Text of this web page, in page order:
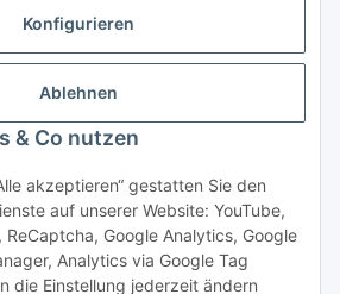
Konfigurieren
Ablehnen
& Co nutzen
akzeptieren“ gestatten Sie den
auf unserer Website: YouTube,
ReCaptcha, Google Analytics, Google
Analytics via Google Tag
die Einstellung jederzeit ändern
09:00 - 16:00 Uhr
Vertrag widerrufen